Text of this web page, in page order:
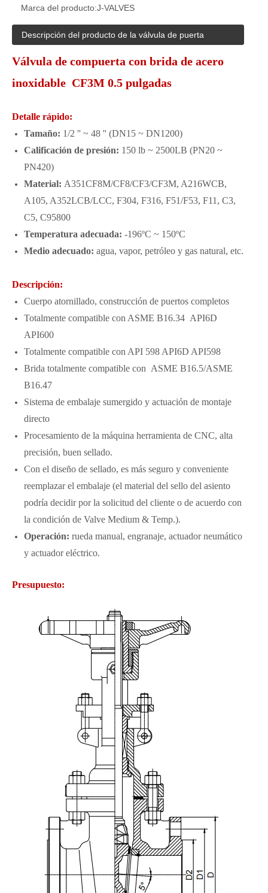
Marca del producto:J-VALVES
Descripción del producto de la válvula de puerta
Válvula de compuerta con brida de acero
inoxidable CF3M 0.5 pulgadas
Detalle rápido:
Tamaño: 1/2 '' ~ 48 '' (DN15 ~ DN1200)
Calificación de presión: 150 lb ~ 2500LB (PN20 ~
PN420)
Material: A351CF8M/CF8/CF3/CF3M, A216WCB,
A105, A352LCB/LCC, F304, F316, F51/F53, F11, C3,
C5, C95800
Temperatura adecuada: -196ºC ~ 150ºC
Medio adecuado: agua, vapor, petróleo y gas natural, etc.
Descripción:
Cuerpo atornillado, construcción de puertos completos
Totalmente compatible con ASME B16.34 API6D
API600
Totalmente compatible con API 598 API6D API598
Brida totalmente compatible con ASME B16.5/ASME
B16.47
Sistema de embalaje sumergido y actuación de montaje
directo
Procesamiento de la máquina herramienta de CNC, alta
precisión, buen sellado.
Con el diseño de sellado, es más seguro y conveniente
reemplazar el embalaje (el material del sello del asiento
podría decidir por la solicitud del cliente o de acuerdo con
la condición de Valve Medium & Temp.).
Operación: rueda manual, engranaje, actuador neumático
y actuador eléctrico.
Presupuesto: